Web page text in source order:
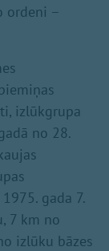
ordeni –
izlūkgrupa
no 28.
gada 7.
7 km no
izlūku bāzes